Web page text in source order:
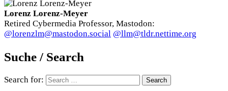
Lorenz Lorenz-Meyer
Retired Cybermedia Professor, Mastodon:
@lorenzlm@mastodon.social @llm@tldr.nettime.org
Suche / Search
Search for: